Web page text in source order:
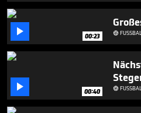
 00:23 FUSSBALL
 00:40 FUSSBALL